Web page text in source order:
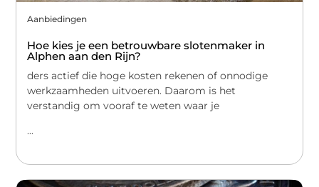
Aanbiedingen
Hoe kies je een betrouwbare slotenmaker in
Alphen aan den Rijn?
ders actief die hoge kosten rekenen of onnodige
werkzaamheden uitvoeren. Daarom is het
verstandig om vooraf te weten waar je
...